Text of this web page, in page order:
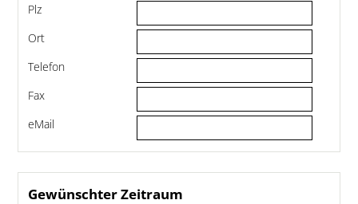
Plz
Ort
Telefon
Fax
eMail
Gewünschter Zeitraum